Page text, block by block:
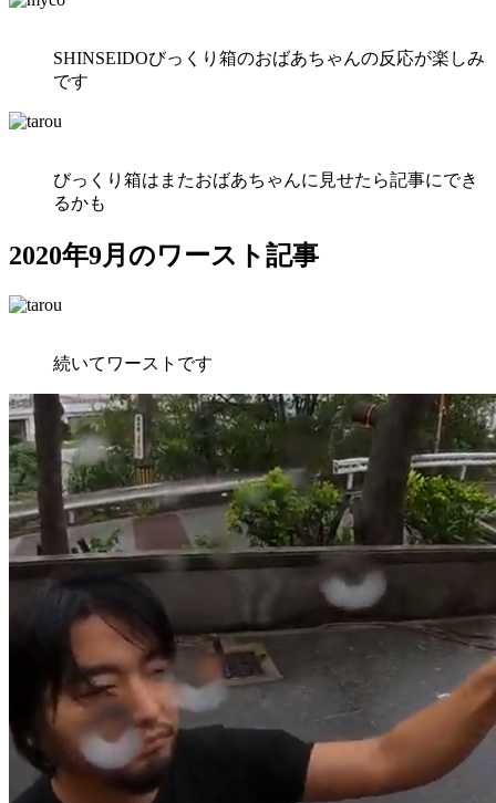
SHINSEIDOびっくり箱のおばあちゃんの反応が楽しみ
です
びっくり箱はまたおばあちゃんに見せたら記事にでき
るかも
2020年9月のワースト記事
続いてワーストです